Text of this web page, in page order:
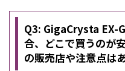
Q3: GigaCrysta EX-
合、どこで買うのが
の販売店や注意点は